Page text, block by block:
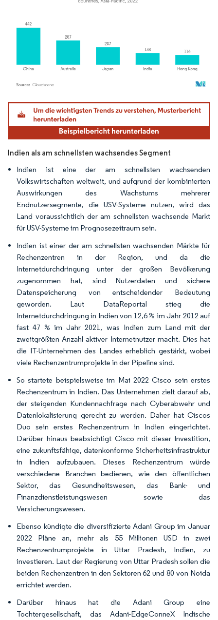
Bild © Mordor Intelligence. Wiederverwendung erfordert Namensnennung gemäß
Indien als am schnellsten wachsendes Segment
Indien ist eine der am schnellsten wachsenden
Volkswirtschaften weltweit, und aufgrund der kombinierten
Auswirkungen des Wachstums mehrerer
Endnutzersegmente, die USV-Systeme nutzen, wird das
Land voraussichtlich der am schnellsten wachsende Markt
für USV-Systeme im Prognosezeitraum sein.
Indien ist einer der am schnellsten wachsenden Märkte für
Rechenzentren in der Region, und da die
Internetdurchdringung unter der großen Bevölkerung
zugenommen hat, sind Nutzerdaten und sichere
Datenspeicherung von entscheidender Bedeutung
geworden. Laut DataReportal stieg die
Internetdurchdringung in Indien von 12,6 % im Jahr 2012 auf
fast 47 % im Jahr 2021, was Indien zum Land mit der
zweitgrößten Anzahl aktiver Internetnutzer macht. Dies hat
die IT-Unternehmen des Landes erheblich gestärkt, wobei
viele Rechenzentrumprojekte in der Pipeline sind.
So startete beispielsweise im Mai 2022 Cisco sein erstes
Rechenzentrum in Indien. Das Unternehmen zielt darauf ab,
der steigenden Kundennachfrage nach Cyberabwehr und
Datenlokalisierung gerecht zu werden. Daher hat Ciscos
Duo sein erstes Rechenzentrum in Indien eingerichtet.
Darüber hinaus beabsichtigt Cisco mit dieser Investition,
eine zukunftsfähige, datenkonforme Sicherheitsinfrastruktur
in Indien aufzubauen. Dieses Rechenzentrum würde
verschiedene Branchen bedienen, wie den öffentlichen
Sektor, das Gesundheitswesen, das Bank- und
Finanzdienstleistungswesen sowie das
Versicherungswesen.
Ebenso kündigte die diversifizierte Adani Group im Januar
2022 Pläne an, mehr als 55 Millionen USD in zwei
Rechenzentrumprojekte in Uttar Pradesh, Indien, zu
investieren. Laut der Regierung von Uttar Pradesh sollen die
beiden Rechenzentren in den Sektoren 62 und 80 von Noida
errichtet werden.
Darüber hinaus hat die Adani Group eine
Tochtergesellschaft, das Adani-EdgeConneX Indische